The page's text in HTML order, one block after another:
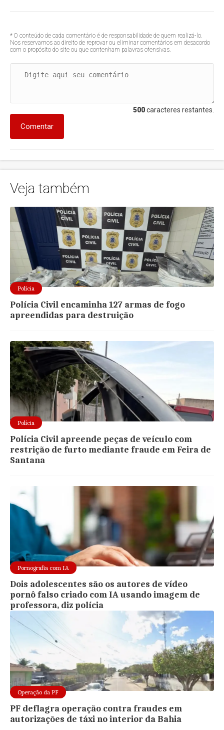
* O conteúdo de cada comentário é de responsabilidade de quem realizá-lo.
Nos reservamos ao direito de reprovar ou eliminar comentários em desacordo
com o propósito do site ou que contenham palavras ofensivas.
500caracteres restantes.
Comentar
Veja também
Polícia
Polícia Civil encaminha 127 armas de fogo
apreendidas para destruição
Polícia
Polícia Civil apreende peças de veículo com
restrição de furto mediante fraude em Feira de
Santana
Pornografia com IA
Dois adolescentes são os autores de vídeo
pornô falso criado com IA usando imagem de
professora, diz polícia
Operação da PF
PF deflagra operação contra fraudes em
autorizações de táxi no interior da Bahia